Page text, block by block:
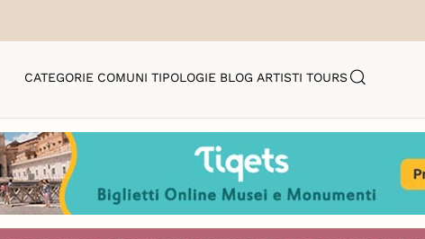
CATEGORIE COMUNI TIPOLOGIE BLOG ARTISTI TOURS